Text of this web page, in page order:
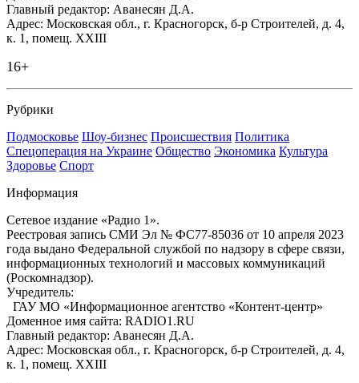
Главный редактор: Аванесян Д.А.
Адрес: Московская обл., г. Красногорск, б-р Строителей, д. 4,
к. 1, помещ. XXIII
16+
Рубрики
Подмосковье Шоу-бизнес Происшествия Политика
Спецоперация на Украине Общество Экономика Культура
Здоровье Спорт
Информация
Сетевое издание «Радио 1».
Реестровая запись СМИ Эл № ФС77-85036 от 10 апреля 2023
года выдано Федеральной службой по надзору в сфере связи,
информационных технологий и массовых коммуникаций
(Роскомнадзор).
Учредитель:
ГАУ МО «Информационное агентство «Контент-центр»
Доменное имя сайта: RADIO1.RU
Главный редактор: Аванесян Д.А.
Адрес: Московская обл., г. Красногорск, б-р Строителей, д. 4,
к. 1, помещ. XXIII